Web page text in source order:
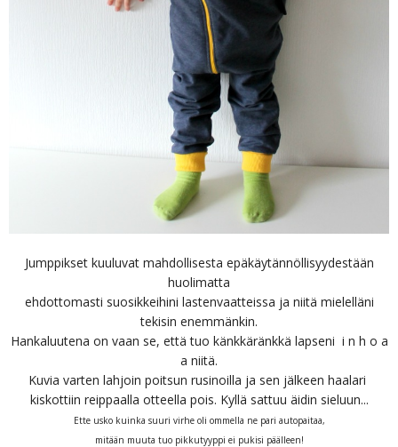
Jumppikset kuuluvat mahdollisesta epäkäytännöllisyydestään
huolimatta
ehdottomasti suosikkeihini lastenvaatteissa ja niitä mielelläni
tekisin enemmänkin.
Hankaluutena on vaan se, että tuo känkkäränkkä lapseni i n h o a
a niitä.
Kuvia varten lahjoin poitsun rusinoilla ja sen jälkeen haalari
kiskottiin reippaalla otteella pois. Kyllä sattuu äidin sieluun...
Ette usko kuinka suuri virhe oli ommella ne pari autopaitaa,
mitään muuta tuo pikkutyyppi ei pukisi päälleen!